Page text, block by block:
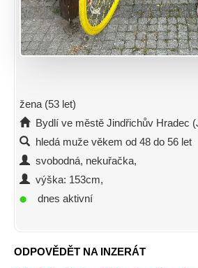
žena (53 let)
Bydlí ve městě Jindřichův Hradec
hledá muže věkem od 48 do 56 let
svobodná, nekuřačka,
výška: 153cm,
dnes aktivní
ODPOVĚDĚT NA INZERÁT